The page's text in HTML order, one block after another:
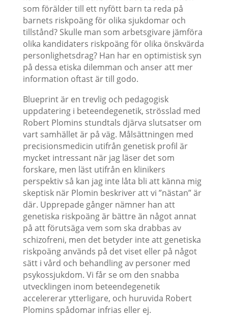
som förälder till ett nyfött barn ta reda på
barnets riskpoäng för olika sjukdomar och
tillstånd? Skulle man som arbetsgivare jämföra
olika kandidaters riskpoäng för olika önskvärda
personlighetsdrag? Han har en optimistisk syn
på dessa etiska dilemman och anser att mer
information oftast är till godo.
Blueprint är en trevlig och pedagogisk
uppdatering i beteendegenetik, strösslad med
Robert Plomins stundtals djärva slutsatser om
vart samhället är på väg. Målsättningen med
precisionsmedicin utifrån genetisk profil är
mycket intressant när jag läser det som
forskare, men läst utifrån en klinikers
perspektiv så kan jag inte låta bli att känna mig
skeptisk när Plomin beskriver att vi ”nästan” är
där. Upprepade gånger nämner han att
genetiska riskpoäng är bättre än något annat
på att förutsäga vem som ska drabbas av
schizofreni, men det betyder inte att genetiska
riskpoäng används på det viset eller på något
sätt i vård och behandling av personer med
psykossjukdom. Vi får se om den snabba
utvecklingen inom beteendegenetik
accelererar ytterligare, och huruvida Robert
Plomins spådomar infrias eller ej.